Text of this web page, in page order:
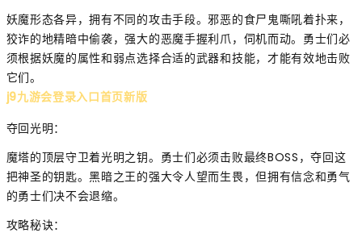
妖魔形态各异，拥有不同的攻击手段。邪恶的食尸鬼嘶吼着扑来，
狡诈的地精暗中偷袭，强大的恶魔手握利爪，伺机而动。勇士们必
须根据妖魔的属性和弱点选择合适的武器和技能，才能有效地击败
它们。
j9九游会登录入口首页新版
夺回光明：
魔塔的顶层守卫着光明之钥。勇士们必须击败最终BOSS，夺回这
把神圣的钥匙。黑暗之王的强大令人望而生畏，但拥有信念和勇气
的勇士们决不会退缩。
攻略秘诀：